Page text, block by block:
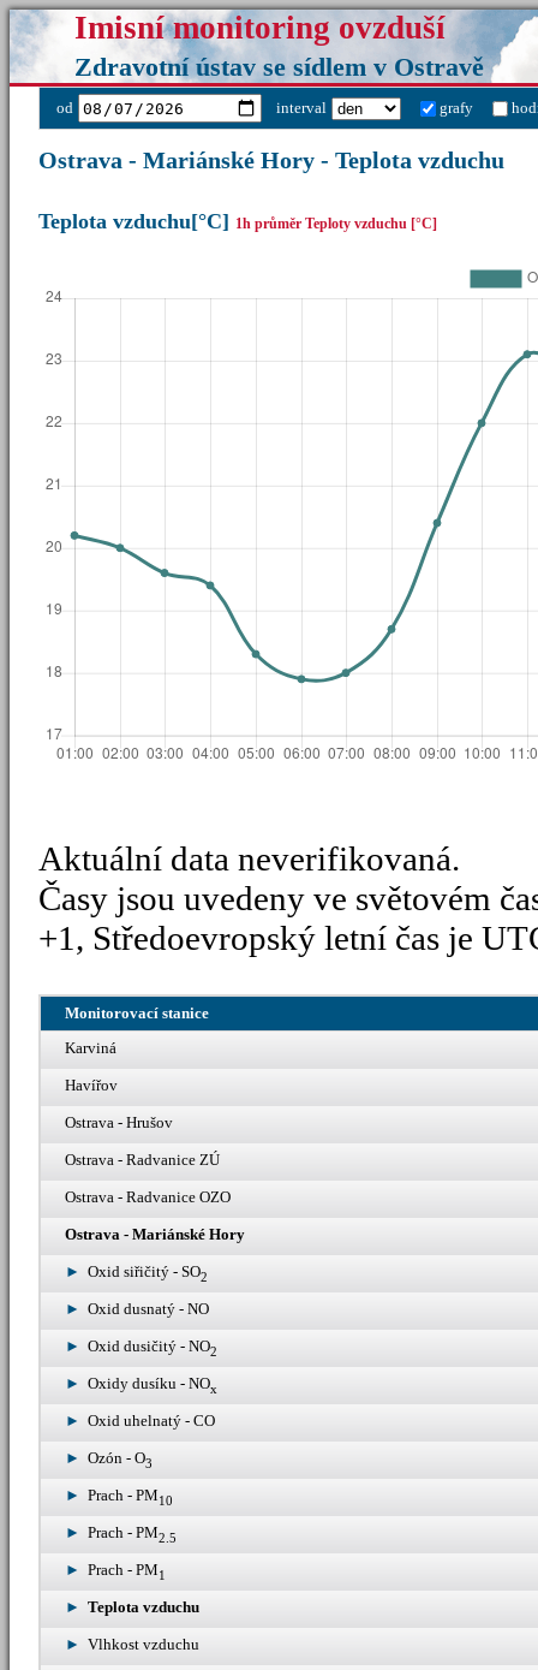
Imisní monitoring ovzduší
Zdravotní ústav se sídlem v Ostravě
Monitorovací stanice
Karviná
Havířov
Ostrava - Hrušov
Ostrava - Radvanice ZÚ
Ostrava - Radvanice OZO
Ostrava - Mariánské Hory
Oxid siřičitý - SO2
Oxid dusnatý - NO
Oxid dusičitý - NO2
Oxidy dusíku - NOx
Oxid uhelnatý - CO
Ozón - O3
Prach - PM10
Prach - PM2.5
Prach - PM1
Teplota vzduchu
Vlhkost vzduchu
od interval grafy
Ostrava - Mariánské Hory - Teplota vzduchu
Teplota vzduchu[°C] 1h průměr Teploty vzduchu [°C]
Aktuální data neverifikovaná.
Časy jsou uvedeny ve světovém
+1, Středoevropský letní čas je